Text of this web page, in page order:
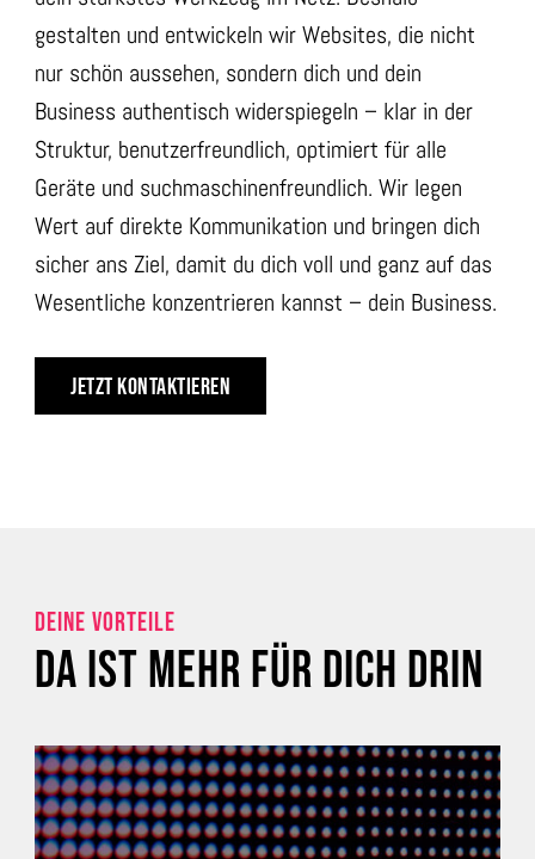
gestalten und entwickeln wir Websites, die nicht
nur schön aussehen, sondern dich und dein
Business authentisch widerspiegeln – klar in der
Struktur, benutzerfreundlich, optimiert für alle
Geräte und suchmaschinenfreundlich. Wir legen
Wert auf direkte Kommunikation und bringen dich
sicher ans Ziel, damit du dich voll und ganz auf das
Wesentliche konzentrieren kannst – dein Business.
JETZT KONTAKTIEREN
DEINE VORTEILE
DA IST MEHR FÜR DICH DRIN